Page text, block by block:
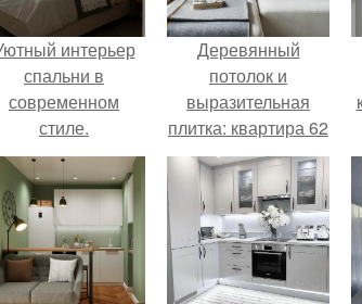
интерьер
спальни в
современном
стиле.
Деревянный
потолок и
выразительная
плитка: квартира 62
м в Москве.